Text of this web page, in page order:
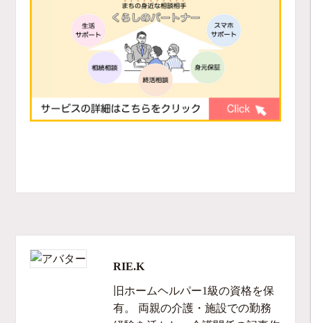
RIE.K
旧ホームヘルパー1級の資格を保
有。 両親の介護・施設での勤務